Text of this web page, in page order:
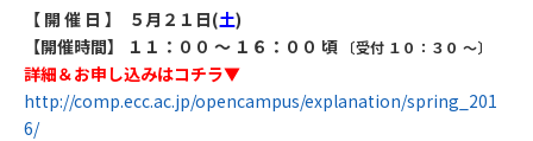
【 開 催 日 】 ５ 月２１ 日(土)
【開催時間】 １１：００ ～ １６：００ 頃
〔受付 １０：３０ ～〕
詳細＆お申し込みはコチラ▼
http://comp.ecc.ac.jp/opencampus/explanation/spring_201
6/